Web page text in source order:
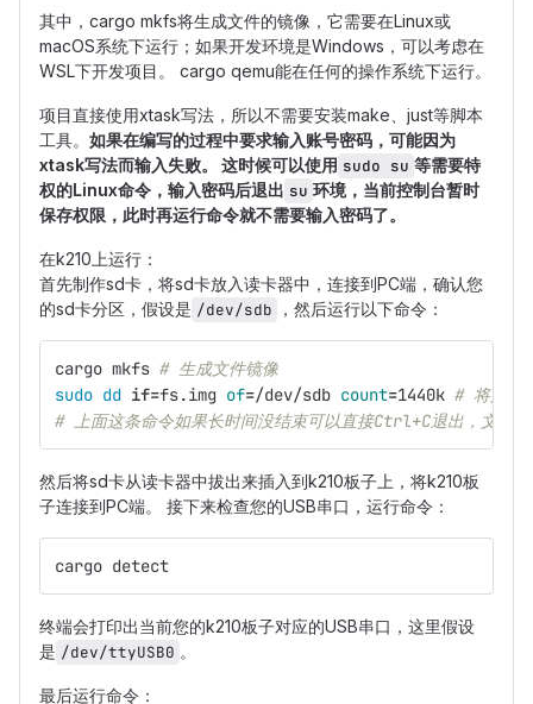
其中，cargo mkfs将生成文件的镜像，它需要在Linux或
macOS系统下运行；如果开发环境是Windows，可以考虑在
WSL下开发项目。 cargo qemu能在任何的操作系统下运行。
项目直接使用xtask写法，所以不需要安装make、just等脚本
工具。 如果在编写的过程中要求输入账号密码，可能因为
xtask写法而输入失败。 这时候可以使用 sudo su 等需要特
权的Linux命令，输入密码后退出 su 环境，当前控制台暂时
保存权限，此时再运行命令就不需要输入密码了。
在k210上运行：
首先制作sd卡，将sd卡放入读卡器中，连接到PC端，确认您
的sd卡分区，假设是 /dev/sdb ，然后运行以下命令：
cargo mkfs # 生成文件镜像
sudo dd if=fs.img of=/dev/sdb count=1440k # 将文件
# 上面这条命令如果长时间没结束可以直接Ctrl+C退出，文件
然后将sd卡从读卡器中拔出来插入到k210板子上，将k210板
子连接到PC端。 接下来检查您的USB串口，运行命令：
cargo detect
终端会打印出当前您的k210板子对应的USB串口，这里假设
是 /dev/ttyUSB0 。
最后运行命令：